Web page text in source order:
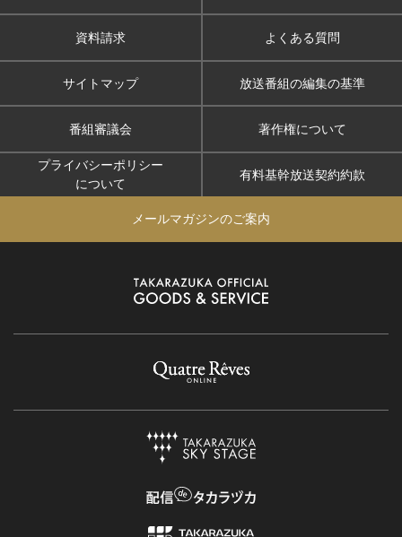
資料請求 よくある質問
サイトマップ 放送番組の編集の基準
番組審議会 著作権について
プライバシーポリシー
について
有料基幹放送契約約款
メールマガジンのご案内